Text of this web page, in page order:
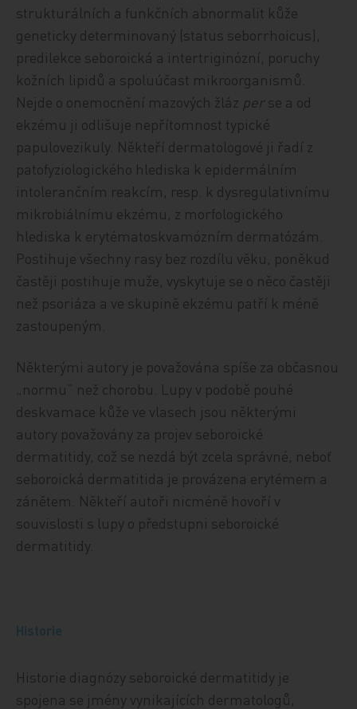
strukturálních a funkčních abnormalit kůže
geneticky determinovaný (status seborrhoicus),
predilekce seboroická a intertriginózní, poruchy
kožních lipidů a spoluúčast mikroorganismů.
Nejde o onemocnění mazových žláz per se a od
ekzému ji odlišuje nepřítomnost typické
papulovezikuly. Někteří dermatologové ji řadí z
patofyziologického hlediska k epidermálním
intolerančním reakcím, resp. k dysregulativnímu
mikrobiálnímu ekzému, z morfologického
hlediska k erytématoskvamózním dermatózám.
Postihuje všechny rasy bez rozdílu věku, poněkud
častěji postihuje muže, vyskytuje se o něco častěji
než psoriáza a ve skupině ekzému patří k méně
zastoupeným.
Některými autory je považována spíše za občasnou
„normu“ než chorobu. Lupy v podobě pouhé
deskvamace kůže ve vlasech jsou některými
autory považovány za projev seboroické
dermatitidy, což se nezdá být zcela správné, neboť
seboroická dermatitida je provázena erytémem a
zánětem. Někteří autoři nicméně hovoří v
souvislosti s lupy o předstupni seboroické
dermatitidy.
Historie
Historie diagnózy seboroické dermatitidy je
spojena se jmény vynikajících dermatologů,